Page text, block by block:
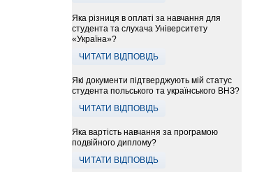
Яка різниця в оплаті за навчання для
студента та слухача Університету
«Україна»?
ЧИТАТИ ВІДПОВІДЬ
Які документи підтверджують мій статус
студента польського та українського ВНЗ?
ЧИТАТИ ВІДПОВІДЬ
Яка вартість навчання за програмою
подвійного диплому?
ЧИТАТИ ВІДПОВІДЬ